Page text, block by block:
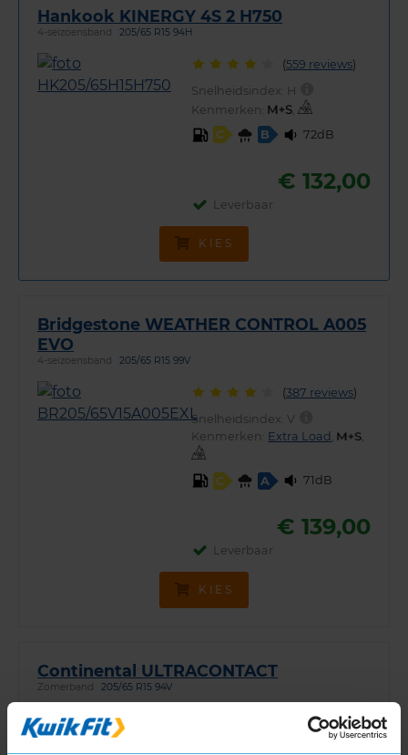
Hankook KINERGY 4S 2 H750
4-seizoensband 205/65 R15 94H
(559 reviews)
Snelheidsindex: H
Kenmerken:
,
C
B 72dB
€ 132,00
Leverbaar
KIES
Bridgestone WEATHER CONTROL A005
EVO
4-seizoensband 205/65 R15 99V
(387 reviews)
Snelheidsindex:V
Kenmerken: Extra Load , ,
C A 71dB
€ 139,00
Leverbaar
KIES
Continental ULTRACONTACT
Zomerband 205/65 R15 94V
363 reviews)